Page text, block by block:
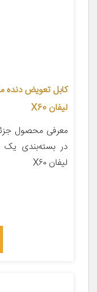
لیفان X60
در بسته‌بندی
لیفان X۶۰